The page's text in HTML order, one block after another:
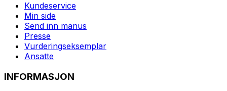
Kundeservice
Min side
Send inn manus
Presse
Vurderingseksemplar
Ansatte
INFORMASJON